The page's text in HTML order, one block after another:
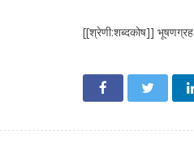
[[श्रेणी:शब्दकोष]]